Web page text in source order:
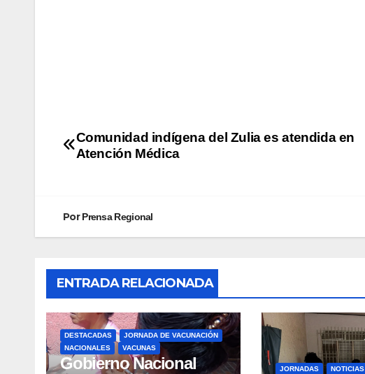
Comunidad indígena del Zulia es atendida en
Atención Médica
PorPrensa Regional
ENTRADA RELACIONADA
DESTACADAS
JORNADA DE VACUNACIÓN
NACIONALES
VACUNAS
Gobierno Nacional
JORNADAS NOTICIAS